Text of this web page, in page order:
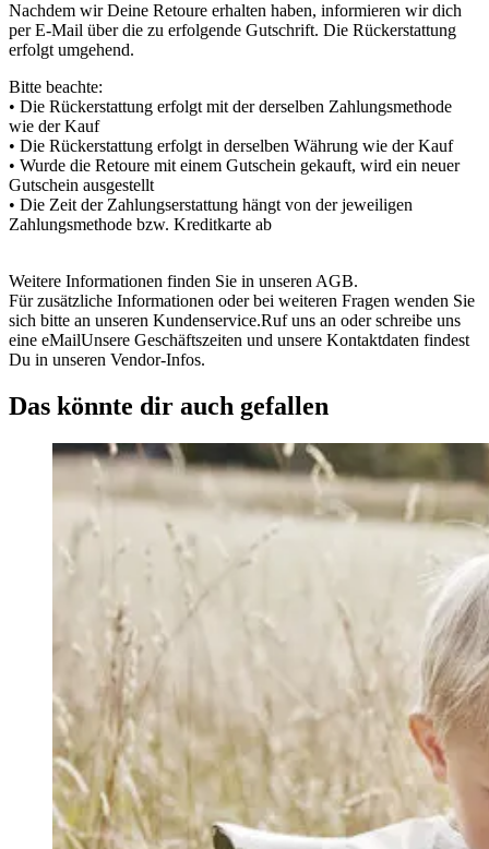
Nachdem wir Deine Retoure erhalten haben, informieren wir dich
per E-Mail über die zu erfolgende Gutschrift. Die Rückerstattung
erfolgt umgehend.
Bitte beachte:
• Die Rückerstattung erfolgt mit der derselben Zahlungsmethode
wie der Kauf
• Die Rückerstattung erfolgt in derselben Währung wie der Kauf
• Wurde die Retoure mit einem Gutschein gekauft, wird ein neuer
Gutschein ausgestellt
• Die Zeit der Zahlungserstattung hängt von der jeweiligen
Zahlungsmethode bzw. Kreditkarte ab
Weitere Informationen finden Sie in unseren AGB.
Für zusätzliche Informationen oder bei weiteren Fragen wenden Sie
sich bitte an unseren Kundenservice.Ruf uns an oder schreibe uns
eine eMailUnsere Geschäftszeiten und unsere Kontaktdaten findest
Du in unseren Vendor-Infos.
Das könnte dir auch gefallen